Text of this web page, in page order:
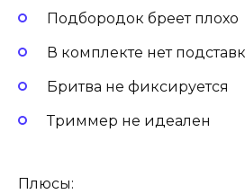
Подбородок бреет плохо
В комплекте нет
Бритва не фиксируется
Триммер не идеален
Плюсы: